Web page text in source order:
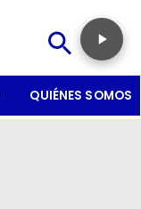
QUIÉNES SOMOS